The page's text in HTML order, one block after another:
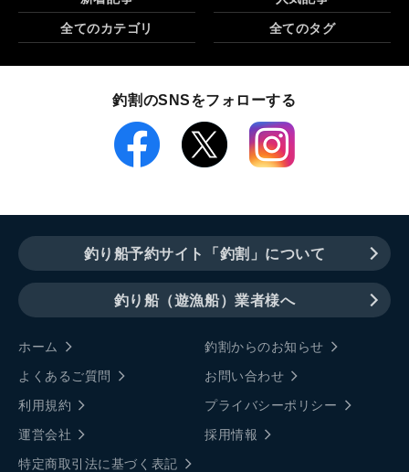
全てのカテゴリ 全てのタグ
釣割のSNSをフォローする
釣り船予約サイト「釣割」について
釣り船（遊漁船）業者様へ
ホーム
釣割からのお知らせ
よくあるご質問
お問い合わせ
利用規約
プライバシーポリシー
運営会社
採用情報
特定商取引法に基づく表記